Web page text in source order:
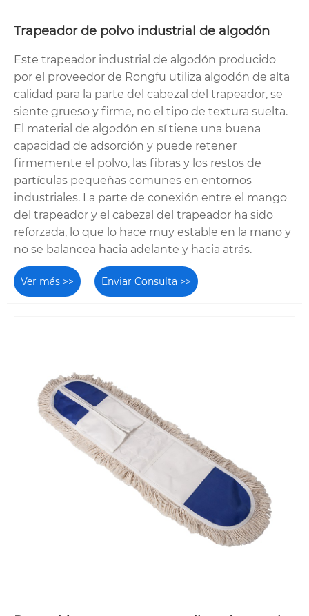
Trapeador de polvo industrial de algodón
Este trapeador industrial de algodón producido
por el proveedor de Rongfu utiliza algodón de alta
calidad para la parte del cabezal del trapeador, se
siente grueso y firme, no el tipo de textura suelta.
El material de algodón en sí tiene una buena
capacidad de adsorción y puede retener
firmemente el polvo, las fibras y los restos de
partículas pequeñas comunes en entornos
industriales. La parte de conexión entre el mango
del trapeador y el cabezal del trapeador ha sido
reforzada, lo que lo hace muy estable en la mano y
no se balancea hacia adelante y hacia atrás.
Ver más >> Enviar Consulta >>